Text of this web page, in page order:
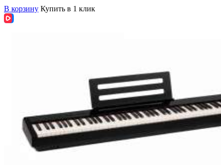
В корзину Купить в 1 клик